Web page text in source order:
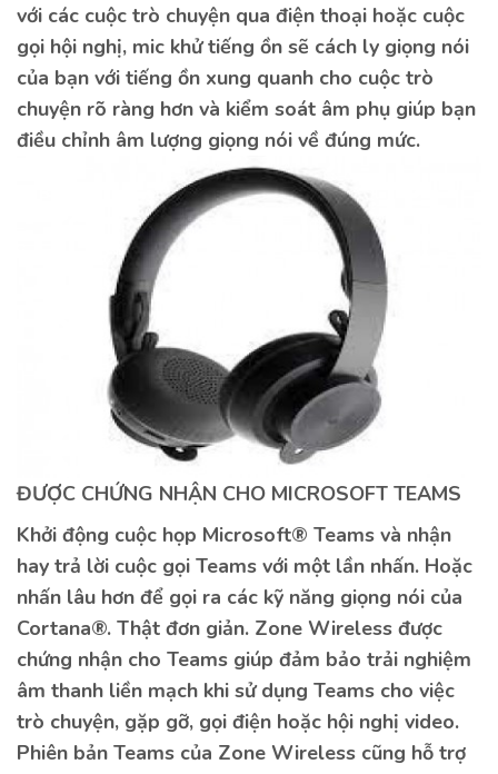
với các cuộc trò chuyện qua điện thoại hoặc cuộc
gọi hội nghị, mic khử tiếng ồn sẽ cách ly giọng nói
của bạn với tiếng ồn xung quanh cho cuộc trò
chuyện rõ ràng hơn và kiểm soát âm phụ giúp bạn
điều chỉnh âm lượng giọng nói về đúng mức.
ĐƯỢC CHỨNG NHẬN CHO MICROSOFT TEAMS
Khởi động cuộc họp Microsoft® Teams và nhận
hay trả lời cuộc gọi Teams với một lần nhấn. Hoặc
nhấn lâu hơn để gọi ra các kỹ năng giọng nói của
Cortana®. Thật đơn giản. Zone Wireless được
chứng nhận cho Teams giúp đảm bảo trải nghiệm
âm thanh liền mạch khi sử dụng Teams cho việc
trò chuyện, gặp gỡ, gọi điện hoặc hội nghị video.
Phiên bản Teams của Zone Wireless cũng hỗ trợ